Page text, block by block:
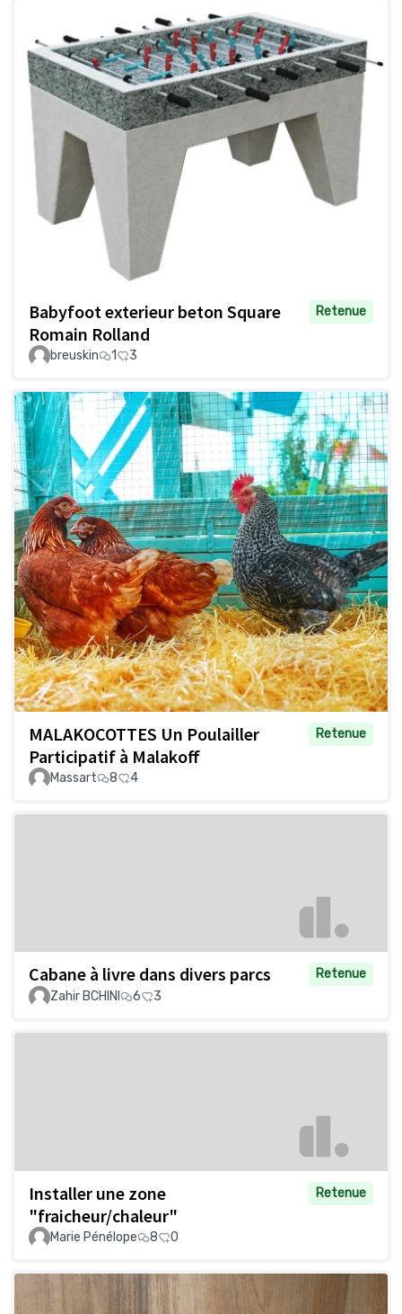
Babyfoot exterieur beton Square
Romain Rolland
Retenue
breuskin 1 3
MALAKOCOTTES Un Poulailler
Participatif à Malakoff
Retenue
Massart 8 4
Cabane à livre dans divers parcs
Retenue
Zahir BCHINI
6 3
Installer une zone
"fraicheur/chaleur"
Retenue
Marie Pénélope 8 0